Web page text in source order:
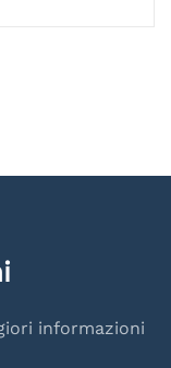
informazioni